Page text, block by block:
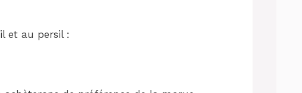
et au persil :